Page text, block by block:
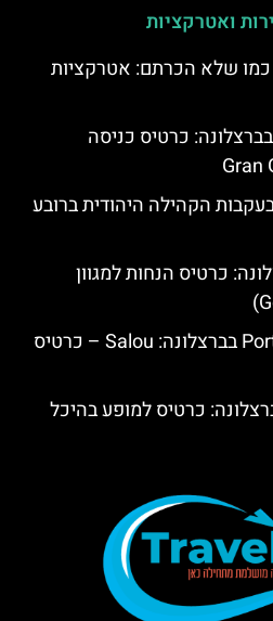
ואטרקציות
כמו שלא הכרתם: אטרקציות
כרטיס כניסה
הקהילה היהודית ברובע
כרטיס הנחות למגוון
פארק המים PortAventura בברצלונה: Salou – כרטיס
כרטיס למופע בהיכל